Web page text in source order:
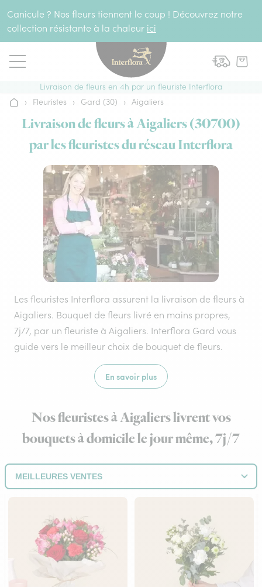
Canicule ? Nos fleurs tiennent le coup ! Découvrez notre
collection résistante à la chaleur ici
Livraison de fleurs en 4h par un fleuriste Interflora
Accueil
› Fleuristes › Gard (30) › Aigaliers
Livraison de fleurs à Aigaliers (30700)
par les fleuristes du réseau Interflora
Les fleuristes Interflora assurent la livraison de fleurs à
Aigaliers. Bouquet de fleurs livré en mains propres,
7j/7, par un fleuriste à Aigaliers. Interflora Gard vous
guide vers le meilleur choix de bouquet de fleurs.
En savoir plus
Nos fleuristes à Aigaliers livrent vos
bouquets à domicile le jour même, 7j/7